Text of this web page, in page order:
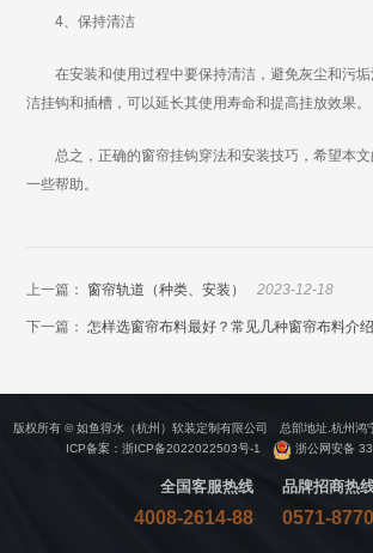
4、保持清洁
在安装和使用过程中要保持清洁，避免灰尘和污垢
洁挂钩和插槽，可以延长其使用寿命和提高挂放效果。
总之，正确的窗帘挂钩穿法和安装技巧，希望本文
一些帮助。
上一篇： 窗帘轨道（种类、安装） 2023-12-18
下一篇：怎样选窗帘布料最好？常见几种窗帘布料介绍
版权所有 © 如鱼得水（杭州）软装定制有限公司 总部地址.杭州鸿
ICP备案： 浙ICP备2022022503号-1 浙公网安备
全国客服热线
4008-2614-88
品牌招商热
0571-